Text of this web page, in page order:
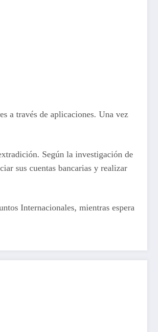
a través de aplicaciones. Una vez
Según la investigación de
sus cuentas bancarias y realizar
Internacionales, mientras espera